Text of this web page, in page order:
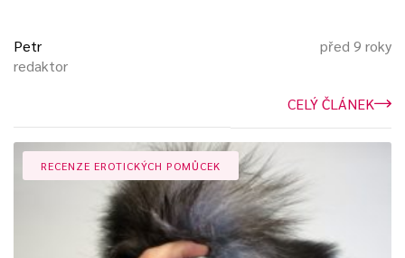
Petr
redaktor
před 9 roky
CELÝ ČLÁNEK
RECENZE EROTICKÝCH POMŮCEK